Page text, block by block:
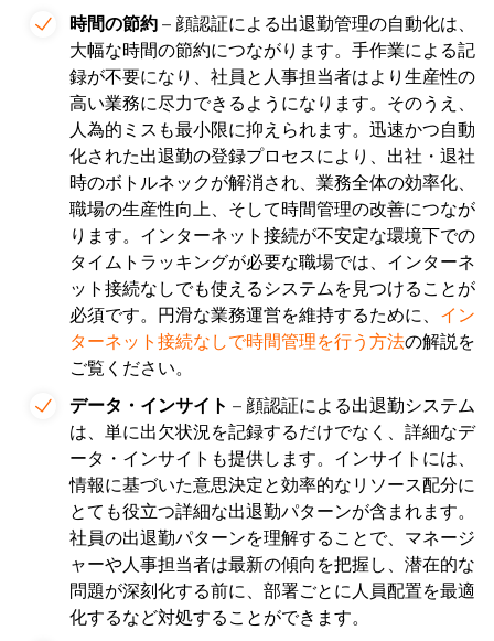
時間の節約– 顔認証による出退勤管理の自動化は、
大幅な時間の節約につながります。手作業による記
録が不要になり、社員と人事担当者はより生産性の
高い業務に尽力できるようになります。そのうえ、
人為的ミスも最小限に抑えられます。迅速かつ自動
化された出退勤の登録プロセスにより、出社・退社
時のボトルネックが解消され、業務全体の効率化、
職場の生産性向上、そして時間管理の改善につなが
ります。インターネット接続が不安定な環境下での
タイムトラッキングが必要な職場では、インターネ
ット接続なしでも使えるシステムを見つけることが
必須です。円滑な業務運営を維持するために、 イン
ターネット接続なしで時間管理を行う方法の解説を
ご覧ください。
データ・インサイト – 顔認証による出退勤システム
は、単に出欠状況を記録するだけでなく、詳細なデ
ータ・インサイトも提供します。インサイトには、
情報に基づいた意思決定と効率的なリソース配分に
とても役立つ詳細な出退勤パターンが含まれます。
社員の出退勤パターンを理解することで、マネージ
ャーや人事担当者は最新の傾向を把握し、潜在的な
問題が深刻化する前に、部署ごとに人員配置を最適
化するなど対処することができます。